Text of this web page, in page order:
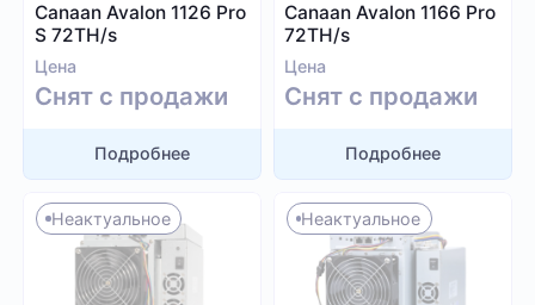
SHA-256
Scrypt
Kadena
Eaglesong
Ethash
X11
kHeavyHash
Sia
Canaan Avalon 1126 Pro
S 72TH/s
Цена
Снят с продажи
Подробнее
Canaan Avalon 1166 Pro
72TH/s
Цена
Снят с продажи
Подробнее
Неактуальное Неактуальное